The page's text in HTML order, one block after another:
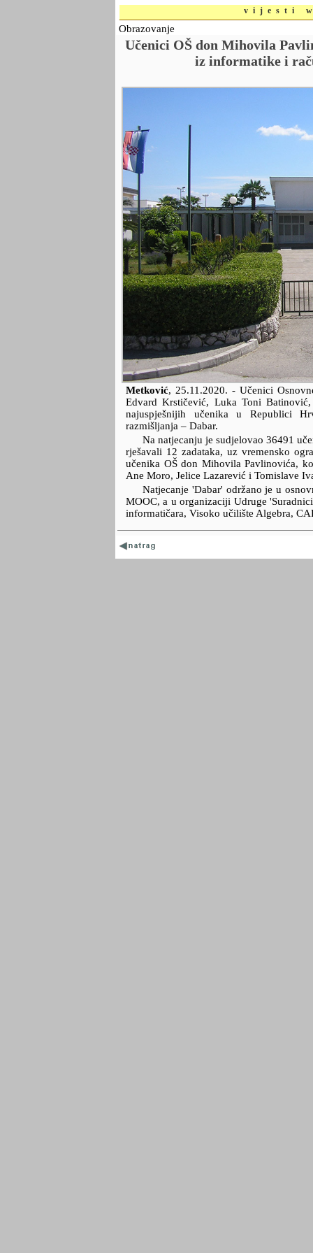
vijesti
Obrazovanje
Učenici OŠ don Mihovila
iz informatike i
Metković, 25.11.2020.- Učenici
Edvard Krstičević, Luka Toni
najuspješnijih učenika u Republici
razmišljanja – Dabar.
Na natjecanju je sudjelovao 36491
rješavali 12 zadataka, uz vremensko
učenika OŠ don Mihovila Pavlinovića,
Ane Moro, Jelice Lazarević i Tomislave
Natjecanje 'Dabar' održano je u
MOOC, a u organizaciji Udruge
informatičara, Visoko učilište Algebra,